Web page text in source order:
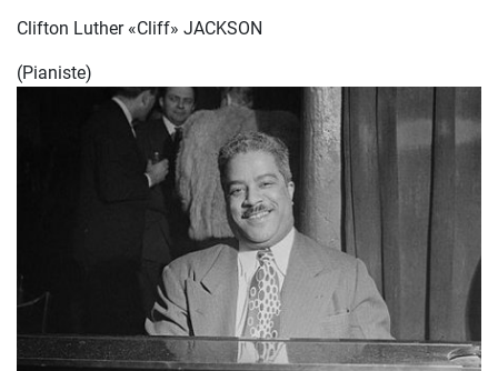
Clifton Luther «Cliff» JACKSON
(Pianiste)